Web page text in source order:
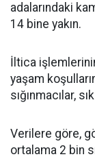
adalarındaki
14 bine yakın.
İltica
yaşam
sığınmacılar,
Verilere göre,
ortalama 2 bin